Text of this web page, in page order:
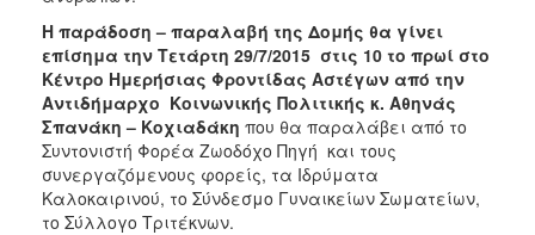
Η παράδοση – παραλαβή της Δομής θα γίνει
επίσημα την Τετάρτη 29/7/2015 στις 10 το πρωί στο
Κέντρο Ημερήσιας Φροντίδας Αστέγων από την
Αντιδήμαρχο Κοινωνικής Πολιτικής κ. Αθηνάς
Σπανάκη – Κοχιαδάκη που θα παραλάβει από το
Συντονιστή Φορέα Ζωοδόχο Πηγή και τους
συνεργαζόμενους φορείς, τα Ιδρύματα
Καλοκαιρινού, το Σύνδεσμο Γυναικείων Σωματείων,
το Σύλλογο Τριτέκνων.